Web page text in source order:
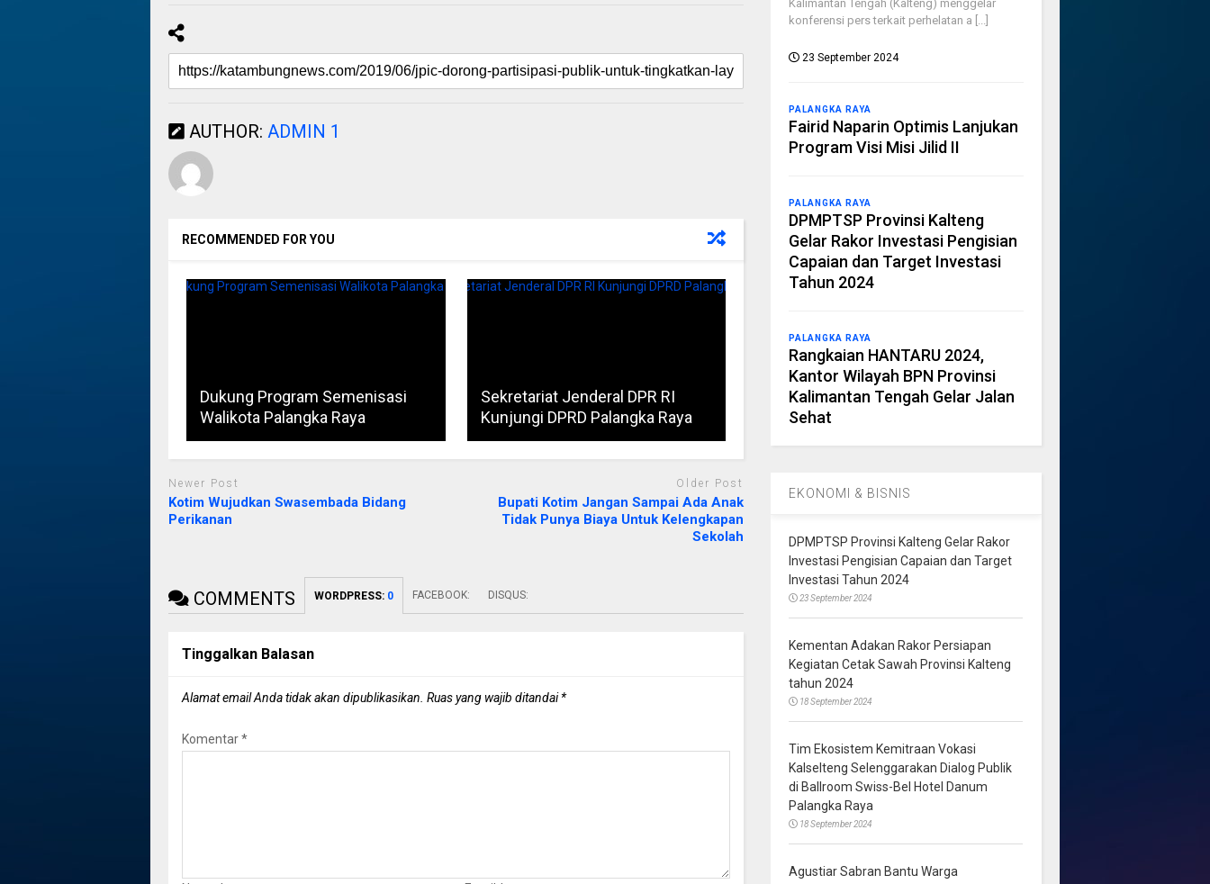
AUTHOR: ADMIN 1
RECOMMENDED FOR YOU
Dukung Program Semenisasi
Walikota Palangka Raya
Sekretariat Jenderal DPR RI
Kunjungi DPRD Palangka Raya
Newer Post
Kotim Wujudkan Swasembada Bidang
Perikanan
Older Post
Bupati Kotim Jangan Sampai Ada Anak
Tidak Punya Biaya Untuk Kelengkapan
Sekolah
COMMENTS WORDPRESS: 0 FACEBOOK: DISQUS:
Tinggalkan Balasan
Alamat email Anda tidak akan dipublikasikan. Ruas yang wajib ditandai*
Komentar*
Kalimantan Tengah (Kalteng) menggelar
konferensi pers terkait perhelatan a [...]
23 September 2024
PALANGKA RAYA
Fairid Naparin Optimis Lanjukan
Program Visi Misi Jilid II
PALANGKA RAYA
DPMPTSP Provinsi Kalteng
Gelar Rakor Investasi Pengisian
Capaian dan Target Investasi
Tahun 2024
PALANGKA RAYA
Rangkaian HANTARU 2024,
Kantor Wilayah BPN Provinsi
Kalimantan Tengah Gelar Jalan
Sehat
EKONOMI & BISNIS
DPMPTSP Provinsi Kalteng Gelar Rakor
Investasi Pengisian Capaian dan Target
Investasi Tahun 2024
23 September 2024
Kementan Adakan Rakor Persiapan
Kegiatan Cetak Sawah Provinsi Kalteng
tahun 2024
18 September 2024
Tim Ekosistem Kemitraan Vokasi
Kalselteng Selenggarakan Dialog Publik
di Ballroom Swiss-Bel Hotel Danum
Palangka Raya
18 September 2024
Agustiar Sabran Bantu Warga